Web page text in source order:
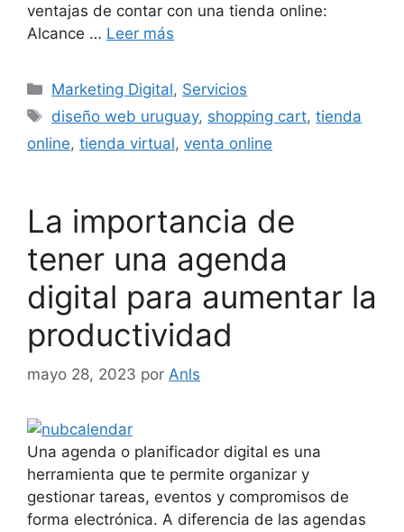
ventajas de contar con una tienda online:
Alcance … Leer más
Marketing Digital, Servicios
diseño web uruguay, shopping cart,tienda
online, tienda virtual, venta online
La importancia de
tener una agenda
digital para aumentar la
productividad
mayo 28, 2023 por Anls
Una agenda o planificador digital es una
herramienta que te permite organizar y
gestionar tareas, eventos y compromisos de
forma electrónica. A diferencia de las agendas